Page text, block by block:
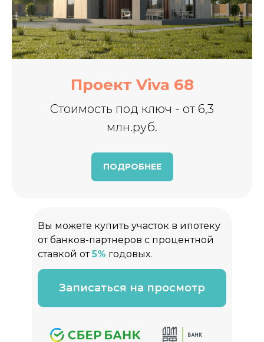
Проект Viva 68
Стоимость под ключ - от 6,3
млн.руб.
ПОДРОБНЕЕ
Вы можете купить участок в ипотеку
от банков-партнеров с процентной
ставкой от5% годовых.
Записаться на просмотр